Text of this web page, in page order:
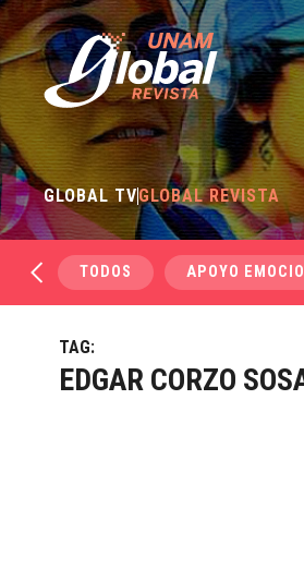
GLOBAL TVGLOBAL REVISTA
TODOS APOYO
TAG:
EDGAR CORZO